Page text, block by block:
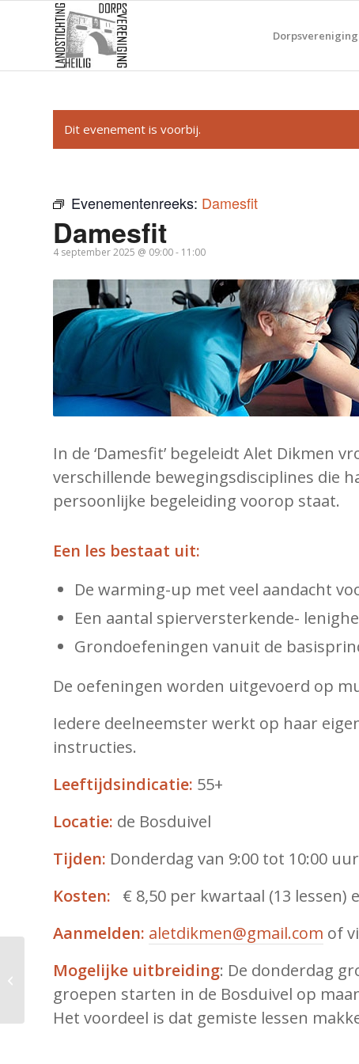
Dorpsvereniging
Dit evenement is voorbij.
Evenementenreeks: Damesfit
Damesfit
4 september 2025 @ 09:00- 11:00
In de ‘Damesfit’ begeleidt Alet Dikmen
verschillende bewegingsdisciplines die
persoonlijke begeleiding voorop staat.
Een les bestaat uit:
De warming-up met veel aandacht
Een aantal spierversterkende-
Grondoefeningen vanuit de
De oefeningen worden uitgevoerd op
Iedere deelneemster werkt op haar
instructies.
Leeftijdsindicatie: 55+
Locatie: de Bosduivel
Tijden: Donderdag van 9:00 tot 10:00
Kosten: € 8,50 per kwartaal (13 lessen)
Aanmelden: aletdikmen@gmail.com of
Mogelijke uitbreiding: De donderdag
groepen starten in de Bosduivel op
Het voordeel is dat gemiste lessen
Bridgeclub HLS